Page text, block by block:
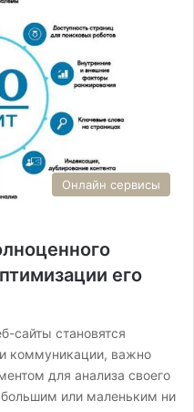
Онлайн сервисы
его
сайты становятся
коммуникации, важно
для анализа своего
или маленьким ни